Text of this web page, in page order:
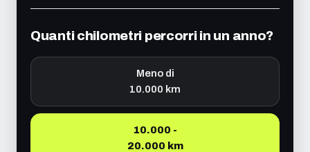
Quanti chilometri percorri in un anno?
Meno di
10.000 km
10.000 -
20.000 km